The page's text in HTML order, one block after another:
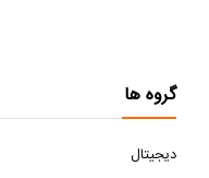
گروه ها
دیجیتال